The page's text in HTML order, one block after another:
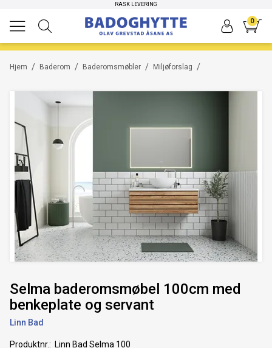
RASK LEVERING
HØYKVALITETS PRODUKTER
0
/
Hjem /
Baderom /
Baderomsmøbler /
Miljøforslag
Selma baderomsmøbel 100cm med
benkeplate og servant
Linn Bad
Produktnr.
Linn Bad Selma 100